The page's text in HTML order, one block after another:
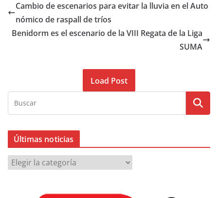
Cambio de escenarios para evitar la lluvia en el Auto
nómico de raspall de tríos
Benidorm es el escenario de la VIII Regata de la Liga
SUMA
Load Post
Últimas noticias
Ú
l